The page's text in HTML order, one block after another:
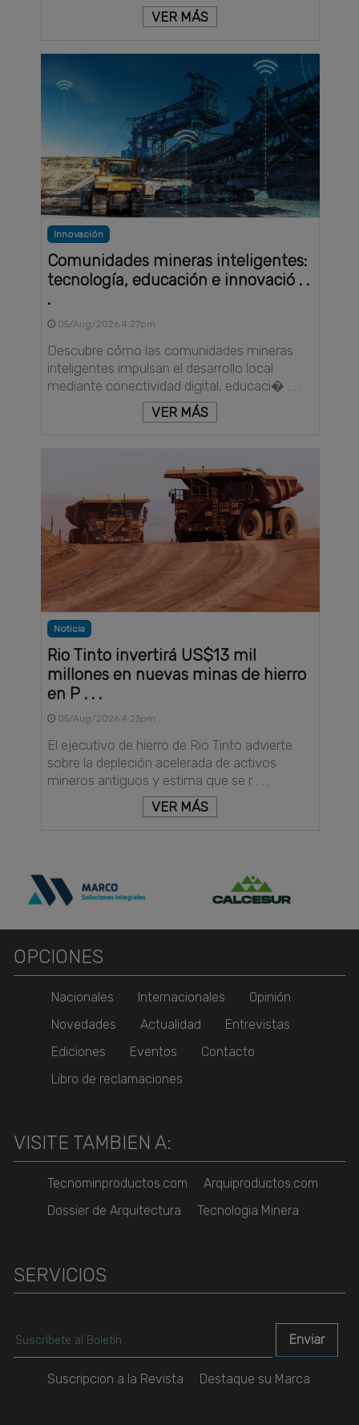
VER MÁS
Innovación
Comunidades mineras inteligentes:
tecnología, educación e innovació . .
.
05/Aug/2026 4:27pm
Descubre cómo las comunidades mineras
inteligentes impulsan el desarrollo local
mediante conectividad digital, educaci� . . .
VER MÁS
Noticia
Rio Tinto invertirá US$13 mil
millones en nuevas minas de hierro
en P . . .
05/Aug/2026 4:23pm
El ejecutivo de hierro de Rio Tinto advierte
sobre la depleción acelerada de activos
mineros antiguos y estima que se r . . .
VER MÁS
OPCIONES
Nacionales Internacionales
Opinión
Novedades
Actualidad
Entrevistas
Ediciones
Eventos
Contacto
Libro de reclamaciones
VISITE TAMBIEN A:
Tecnominproductos.com
Arquiproductos.com
Dossier de Arquitectura
Tecnologia Minera
SERVICIOS
Suscripcion a la Revista Destaque su Marca